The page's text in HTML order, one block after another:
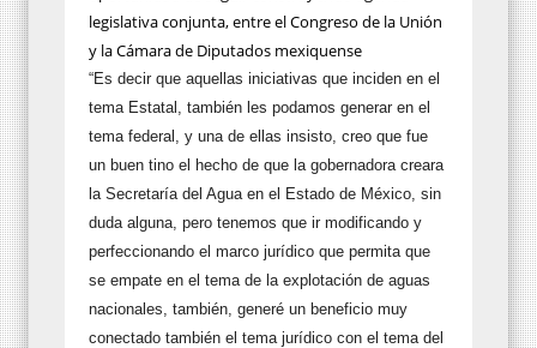
legislativa conjunta, entre el Congreso de la Unión
y la Cámara de Diputados mexiquense
“Es decir que aquellas iniciativas que inciden en el
tema Estatal, también les podamos generar en el
tema federal, y una de ellas insisto, creo que fue
un buen tino el hecho de que la gobernadora creara
la Secretaría del Agua en el Estado de México, sin
duda alguna, pero tenemos que ir modificando y
perfeccionando el marco jurídico que permita que
se empate en el tema de la explotación de aguas
nacionales, también, generé un beneficio muy
conectado también el tema jurídico con el tema del